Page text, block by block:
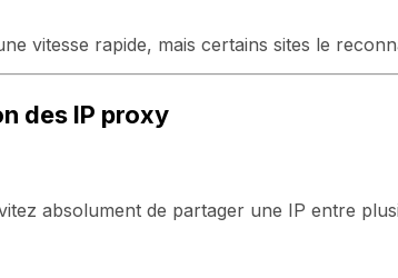
vitesse rapide, mais certains sites le
des IP proxy
absolument de partager une IP entre